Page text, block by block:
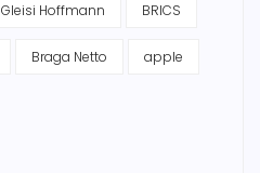
Gleisi Hoffmann BRICS
Braga Netto apple